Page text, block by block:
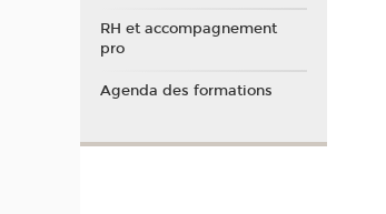
RH et accompagnement
pro
Agenda des formations